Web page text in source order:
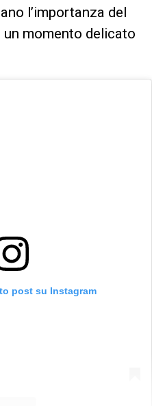
l’importanza del
momento delicato
post su Instagram